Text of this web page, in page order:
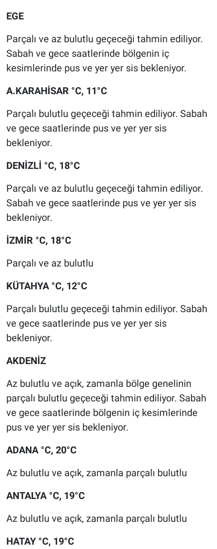
EGE
Parçalı ve az bulutlu geçeceği tahmin ediliyor.
Sabah ve gece saatlerinde bölgenin iç
kesimlerinde pus ve yer yer sis bekleniyor.
A.KARAHİSAR °C, 11°C
Parçalı bulutlu geçeceği tahmin ediliyor. Sabah
ve gece saatlerinde pus ve yer yer sis
bekleniyor.
DENİZLİ °C, 18°C
Parçalı ve az bulutlu geçeceği tahmin ediliyor.
Sabah ve gece saatlerinde pus ve yer yer sis
bekleniyor.
İZMİR °C, 18°C
Parçalı ve az bulutlu
KÜTAHYA °C, 12°C
Parçalı bulutlu geçeceği tahmin ediliyor. Sabah
ve gece saatlerinde pus ve yer yer sis
bekleniyor.
AKDENİZ
Az bulutlu ve açık, zamanla bölge genelinin
parçalı bulutlu geçeceği tahmin ediliyor. Sabah
ve gece saatlerinde bölgenin iç kesimlerinde
pus ve yer yer sis bekleniyor.
ADANA °C, 20°C
Az bulutlu ve açık, zamanla parçalı bulutlu
ANTALYA °C, 19°C
Az bulutlu ve açık, zamanla parçalı bulutlu
HATAY °C, 19°C